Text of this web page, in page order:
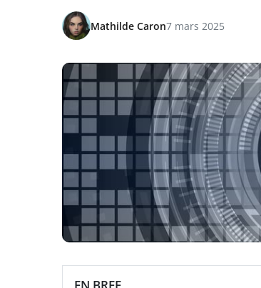
Mathilde Caron7 mars 2025